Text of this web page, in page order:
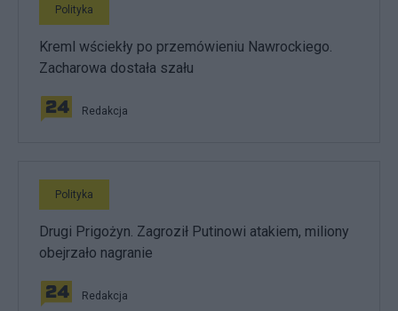
Polityka
Kreml wściekły po przemówieniu Nawrockiego.
Zacharowa dostała szału
Redakcja
Polityka
Drugi Prigożyn. Zagroził Putinowi atakiem, miliony
obejrzało nagranie
Redakcja